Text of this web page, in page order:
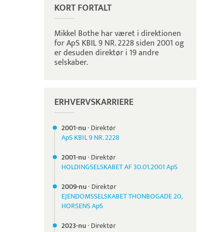
KORT FORTALT
Mikkel Bothe har været i direktionen
for ApS KBIL 9 NR. 2228 siden 2001 og
er desuden direktør i 19 andre
selskaber.
ERHVERVSKARRIERE
2001-nu· Direktør
ApS KBIL 9 NR. 2228
2001-nu· Direktør
HOLDINGSELSKABET AF 30.01.2001 ApS
2009-nu· Direktør
EJENDOMSSELSKABET THONBOGADE 20,
HORSENS ApS
2023-nu· Direktør